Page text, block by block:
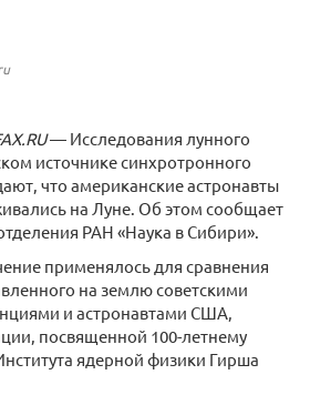
— Исследования лунного
источнике синхротронного
что американские астронавты
на Луне. Об этом сообщает
РАН «Наука в Сибири».
применялось для сравнения
на землю советскими
и астронавтами США,
посвященной 100-летнему
ядерной физики Гирша